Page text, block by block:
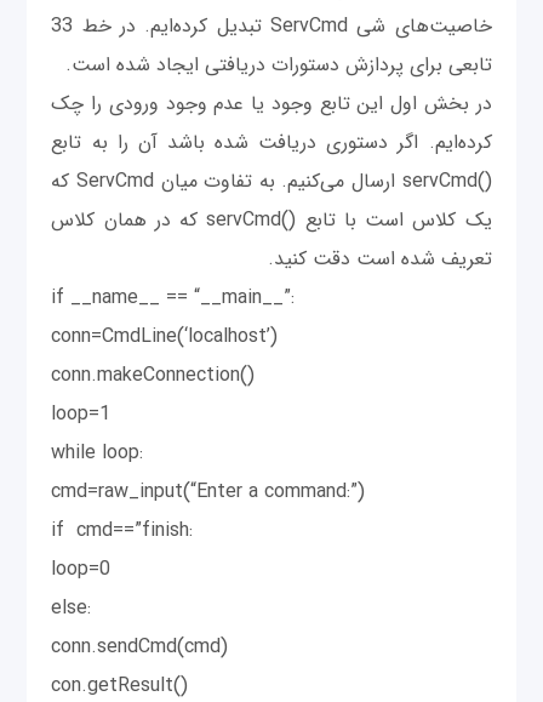
خاصیت‌های شی ServCmd تبدیل کرده‌ایم. در خط 33
تابعی برای پردازش دستورات دریافتی ایجاد شده است.
در بخش اول این تابع وجود یا عدم وجود ورودی را چک
کرده‌ایم. اگر دستوری دریافت شده باشد آن را به تابع
()servCmd ارسال می‌کنیم. به تفاوت میان ServCmd که
یک کلاس است با تابع ()servCmd که در همان کلاس
تعریف شده است دقت کنید.
if __name__ == “__main__”:
conn=CmdLine(‘localhost’)
conn.makeConnection()
loop=1
while loop:
cmd=raw_input(“Enter a command:”)
if cmd==”finish:
loop=0
else:
conn.sendCmd(cmd)
con.getResult()